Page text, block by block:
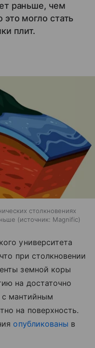
раньше, чем
могло стать
плит.
столкновениях
источник: Magnific
университета
при столкновении
земной коры
на достаточно
с мантийным
на поверхность.
опубликованы в